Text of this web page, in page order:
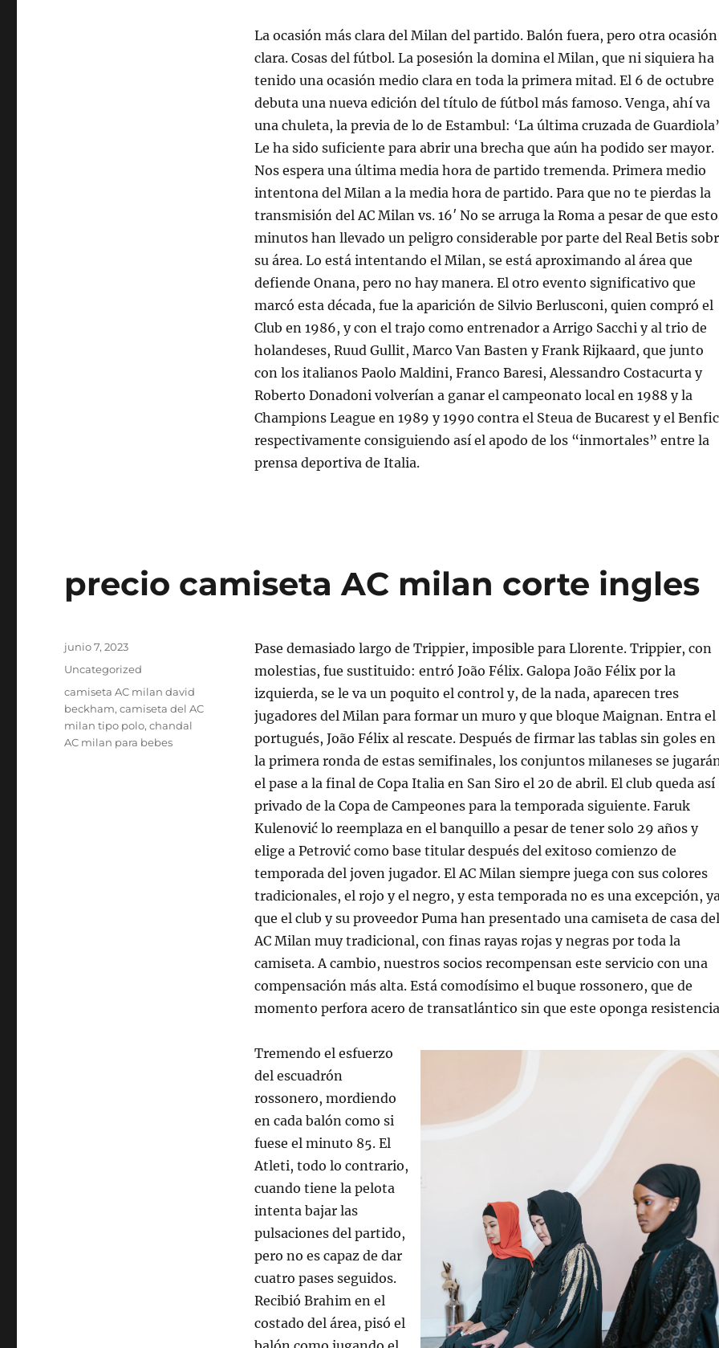
La ocasión más clara del Milan del partido. Balón fuera, pero otra ocasión
clara. Cosas del fútbol. La posesión la domina el Milan, que ni siquiera ha
tenido una ocasión medio clara en toda la primera mitad. El 6 de octubre
debuta una nueva edición del título de fútbol más famoso. Venga, ahí va
una chuleta, la previa de lo de Estambul: ‘La última cruzada de
Le ha sido suficiente para abrir una brecha que aún ha podido ser mayor.
Nos espera una última media hora de partido tremenda. Primera medio
intentona del Milan a la media hora de partido. Para que no te pierdas la
transmisión del AC Milan vs. 16′ No se arruga la Roma a pesar de que
minutos han llevado un peligro considerable por parte del Real Betis
su área. Lo está intentando el Milan, se está aproximando al área que
defiende Onana, pero no hay manera. El otro evento significativo que
marcó esta década, fue la aparición de Silvio Berlusconi, quien compró el
Club en 1986, y con el trajo como entrenador a Arrigo Sacchi y al trio de
holandeses, Ruud Gullit, Marco Van Basten y Frank Rijkaard, que junto
con los italianos Paolo Maldini, Franco Baresi, Alessandro Costacurta y
Roberto Donadoni volverían a ganar el campeonato local en 1988 y la
Champions League en 1989 y 1990 contra el Steua de Bucarest y el
respectivamente consiguiendo así el apodo de los “inmortales” entre la
prensa deportiva de Italia.
precio camiseta AC milan corte ingles
Pase demasiado largo de Trippier, imposible para Llorente. Trippier, con
molestias, fue sustituido: entró João Félix. Galopa João Félix por la
izquierda, se le va un poquito el control y, de la nada, aparecen tres
jugadores del Milan para formar un muro y que bloque Maignan. Entra el
portugués, João Félix al rescate. Después de firmar las tablas sin goles en
la primera ronda de estas semifinales, los conjuntos milaneses se
el pase a la final de Copa Italia en San Siro el 20 de abril. El club queda así
privado de la Copa de Campeones para la temporada siguiente. Faruk
Kulenović lo reemplaza en el banquillo a pesar de tener solo 29 años y
elige a Petrović como base titular después del exitoso comienzo de
temporada del joven jugador. El AC Milan siempre juega con sus colores
tradicionales, el rojo y el negro, y esta temporada no es una excepción,
que el club y su proveedor Puma han presentado una camiseta de casa del
AC Milan muy tradicional, con finas rayas rojas y negras por toda la
camiseta. A cambio, nuestros socios recompensan este servicio con una
compensación más alta. Está comodísimo el buque rossonero, que de
momento perfora acero de transatlántico sin que este oponga
Tremendo el esfuerzo
del escuadrón
rossonero, mordiendo
en cada balón como si
fuese el minuto 85. El
Atleti, todo lo contrario,
cuando tiene la pelota
intenta bajar las
pulsaciones del partido,
pero no es capaz de dar
cuatro pases seguidos.
Recibió Brahim en el
costado del área, pisó el
Publicado
junio 7, 2023
Categorías
Uncategorized
Etiquetas
camiseta AC milan david
beckham,camiseta del AC
milan tipo polo,chandal
AC milan para bebes